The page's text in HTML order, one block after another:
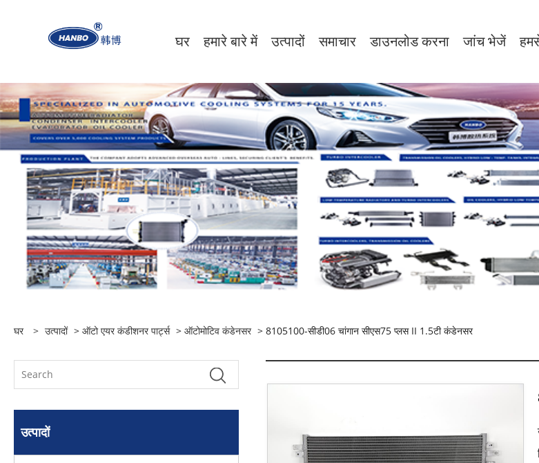
घर हमारे बारे में उत्पादों समाचार डाउनलोड करना जांच भेजें
घर > उत्पादों > ऑटो एयर कंडीशनर पार्ट्स > ऑटोमोटिव कंडेनसर > 8105100-सीडी06 चांगान सीएस75 प्लस II 1.5टी कंडेनसर
उत्पादों